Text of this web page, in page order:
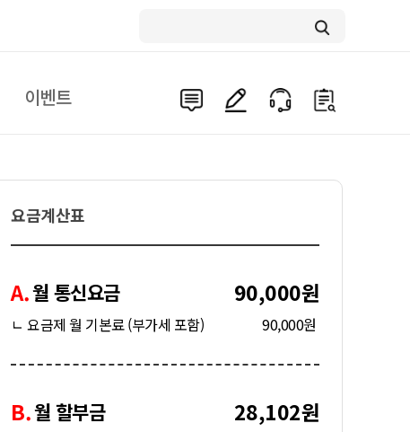
이벤트
요금계산표
A.월 통신요금 90,000원
ㄴ 요금제 월 기본료 (부가세 포함) 90,000원
B.월 할부금 28,102원